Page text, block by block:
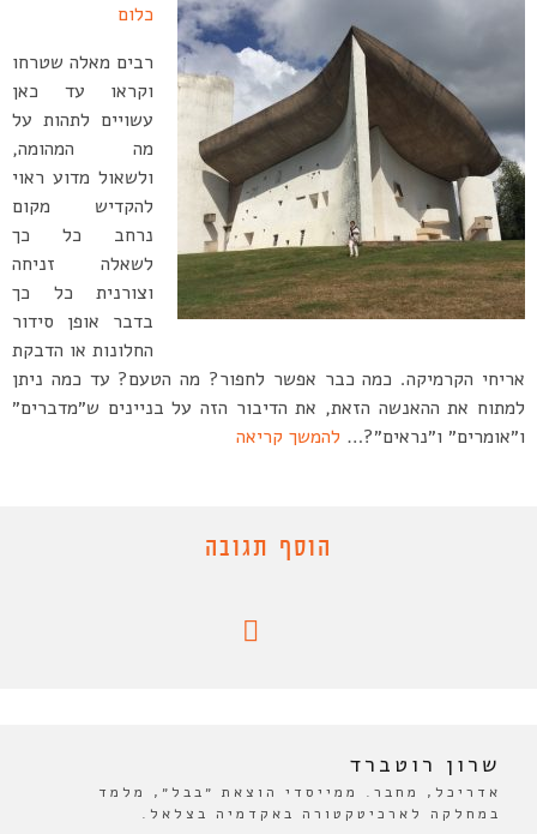
כלום
רבים מאלה שטרחו
וקראו עד כאן
עשויים לתהות על
מה המהומה,
ולשאול מדוע ראוי
להקדיש מקום
נרחב כל כך
לשאלה זניחה
וצורנית כל כך
בדבר אופן סידור
החלונות או הדבקת
אריחי הקרמיקה. כמה כבר אפשר לחפור? מה הטעם? עד כמה ניתן
למתוח את ההאנשה הזאת, את הדיבור הזה על בניינים ש״מדברים״
ו״אומרים״ ו״נראים״?… להמשך קריאה
הוסף תגובה
שרון רוטברד
אדריכל, מחבר. ממייסדי הוצאת ״בבל״, מלמד
במחלקה לארכיטקטורה באקדמיה בצלאל.